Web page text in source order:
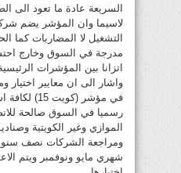
السريعة عادة ما تعود الى
لاسيما وان المؤشر يضم
التشغيل لا المضاربات كما
مدرجة في السوق وخارج
اتزانا بين المؤشرات
واشار الى ان معايير اختيار
في مؤشر
رسميا في السوق صالحة
الموازي وغير الكويتية
ومراجعة الشركات نصف
شهري مايو ونوفمبر ويتم